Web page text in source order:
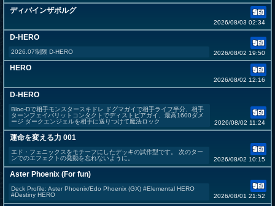
ディバインザボルグ
2026/08/03 02:34
D-HERO
2026.07制限 D-HERO 2026/08/02 19:50
HERO
2026/08/02 12:16
D-HERO
Bloo-Dで相手モンスタースキドレ ドグマガイで相手ライフ半分、相手
ターンフェイバリットコンタクトでディストピアガイ、最高1600ダメ
ージ ダークエンジェルを相手に送りつけて魔法ロック
2026/08/02 11:24
運命を変える力 001
エド・フェニックスをモチーフにしたデッキの試作型です。 次のター
ンでのエフェクトの発動を忘れないように。
2026/08/02 10:15
Aster Phoenix (For fun)
Deck Profile: Aster Phoenix/Edo Phoenix (GX) #Elemental HERO
#Destiny HERO
2026/08/01 21:52